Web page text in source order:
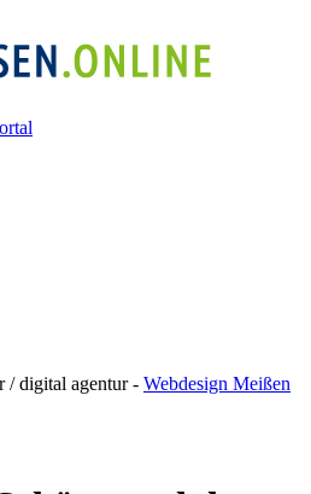
/ digital agentur - Webdesign Meißen